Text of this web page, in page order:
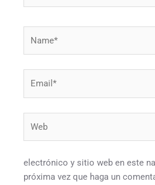
electrónico y sitio web en este
próxima vez que haga un